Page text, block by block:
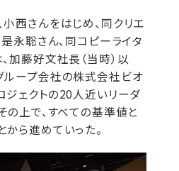
西さんをはじめ、同クリエ
永聡さん、同コピーライタ
加藤好文社長（当時）以
ループ会社の株式会社ビオ
ジェクトの20人近いリーダ
の上で、すべての基準値と
ら進めていった。